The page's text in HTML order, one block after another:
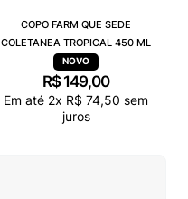
COPO FARM QUE SEDE
COLETANEA TROPICAL 450 ML
R$ 149,00
Em até 2x R$ 74,50 sem
juros